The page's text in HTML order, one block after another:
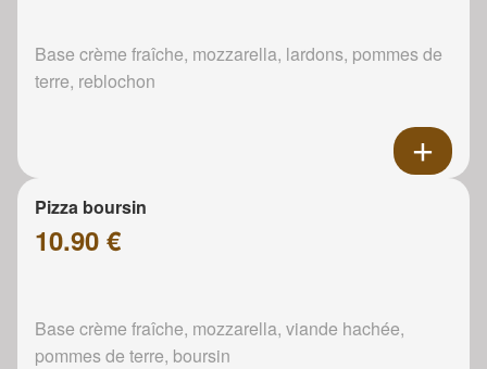
Base crème fraîche, mozzarella, lardons, pommes de
terre, reblochon
Pizza boursin
10.90 €
Base crème fraîche, mozzarella, viande hachée,
pommes de terre, boursin